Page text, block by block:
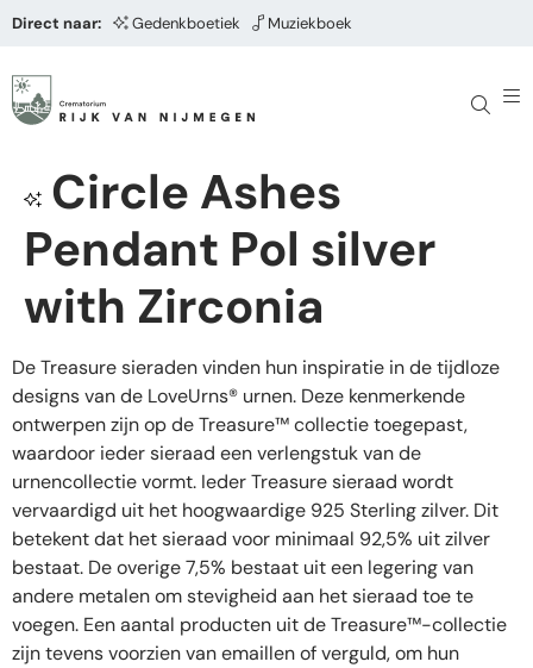
Direct naar: Gedenkboetiek Muziekboek
Circle Ashes
Pendant Pol silver
with Zirconia
De Treasure sieraden vinden hun inspiratie in de tijdloze
designs van de LoveUrns® urnen. Deze kenmerkende
ontwerpen zijn op de Treasure™ collectie toegepast,
waardoor ieder sieraad een verlengstuk van de
urnencollectie vormt. Ieder Treasure sieraad wordt
vervaardigd uit het hoogwaardige 925 Sterling zilver. Dit
betekent dat het sieraad voor minimaal 92,5% uit zilver
bestaat. De overige 7,5% bestaat uit een legering van
andere metalen om stevigheid aan het sieraad toe te
voegen. Een aantal producten uit de Treasure™-collectie
zijn tevens voorzien van emaillen of verguld, om hun